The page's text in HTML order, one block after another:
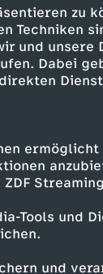
zu
Techniken
und unsere
Dabei
ermöglicht
Tools und
und